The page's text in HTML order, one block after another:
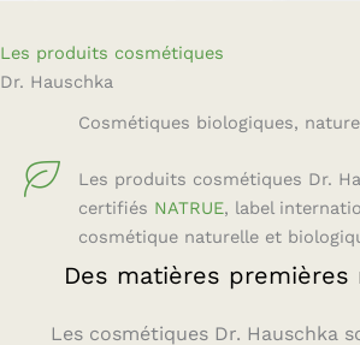
Les produits cosmétiques
Dr. Hauschka
Cosmétiques biologiques,
Les produits cosmétiques Dr.
certifiés NATRUE, label
cosmétique naturelle et
Des matières premières
Les cosmétiques Dr. Hauschka